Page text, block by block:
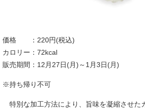
価格 ：220円(税込)
カロリー：72kcal
販売期間：12月27日(月)～1月3日(月)
※持ち帰り不可
特別な加工方法により、旨味を凝縮させた